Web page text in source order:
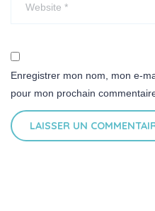
Enregistrer mon nom, mon e-
pour mon prochain
LAISSER UN